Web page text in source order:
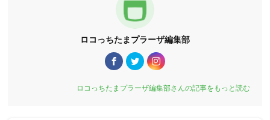
ロコっちたまプラーザ編集部
ロコっちたまプラーザ編集部さんの記事をもっと読む